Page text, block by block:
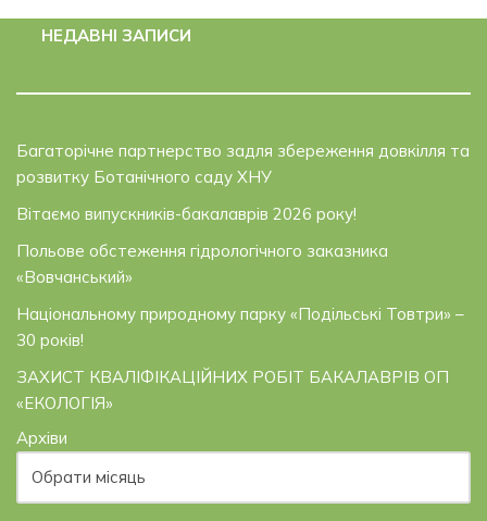
НЕДАВНІ ЗАПИСИ
Багаторічне партнерство задля збереження довкілля та
розвитку Ботанічного саду ХНУ
Вітаємо випускників-бакалаврів 2026 року!
Польове обстеження гідрологічного заказника
«Вовчанський»
Національному природному парку «Подільські Товтри» –
30 років!
ЗАХИСТ КВАЛІФІКАЦІЙНИХ РОБІТ БАКАЛАВРІВ ОП
«ЕКОЛОГІЯ»
Архіви